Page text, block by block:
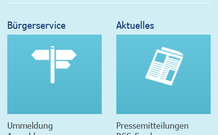
Bürgerservice
Ummeldung
Aktuelles
Pressemitteilungen